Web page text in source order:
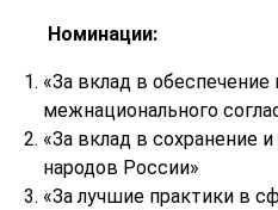
Номинации:
«За вклад в
межнационального
«За вклад в сохранение
народов России»
«За лучшие практики в